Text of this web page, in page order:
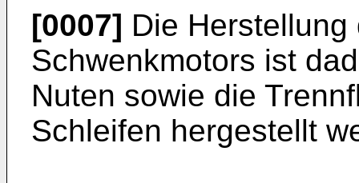
[0007] Die
Schwenkmotors ist
Nuten sowie die
Schleifen hergestellt